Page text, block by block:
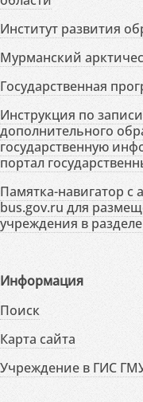
Институт развития
Мурманский
Государственная
Инструкция по
дополнительного
государственную
портал
Памятка-навигатор с
bus.gov.ru для
учреждения в
Информация
Поиск
Карта сайта
Учреждение в ГИС